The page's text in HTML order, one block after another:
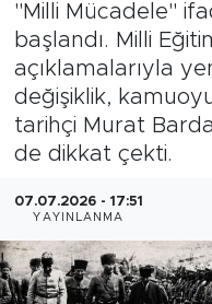
"Milli Mücadele"
başlandı. Milli
açıklamalarıyla
değişiklik,
tarihçi Murat
de dikkat çekti.
07.07.2026 - 17:51
YAYINLANMA